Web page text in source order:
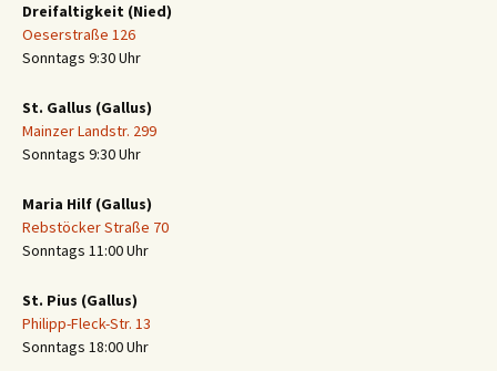
Dreifaltigkeit (Nied)
Oeserstraße 126
Sonntags 9:30 Uhr
St. Gallus (Gallus)
Mainzer Landstr. 299
Sonntags 9:30 Uhr
Maria Hilf (Gallus)
Rebstöcker Straße 70
Sonntags 11:00 Uhr
St. Pius (Gallus)
Philipp-Fleck-Str. 13
Sonntags 18:00 Uhr